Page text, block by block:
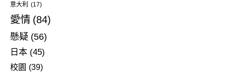
意大利 (17)
愛情 (84)
懸疑 (56)
日本 (45)
校園 (39)